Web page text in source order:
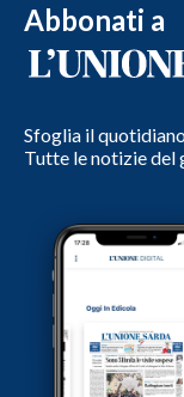
Abbonati a
Sfoglia il
Tutte le notizie del